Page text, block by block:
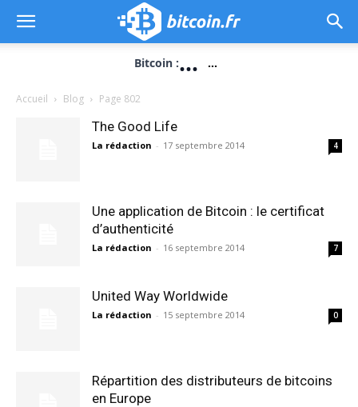
Bitcoin :... ...
Accueil Blog Page 802
The Good Life
La rédaction - 17 septembre 2014 4
Une application de Bitcoin : le certificat
d’authenticité
La rédaction - 16 septembre 2014 7
United Way Worldwide
La rédaction - 15 septembre 2014 0
Répartition des distributeurs de bitcoins
en Europe